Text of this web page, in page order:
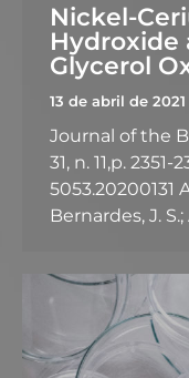
Nickel-
Hydroxide
Glycerol
13 de abril de 2021
Journal of the
31, n. 11,p. 2351-
5053.20200131
Bernardes, J.